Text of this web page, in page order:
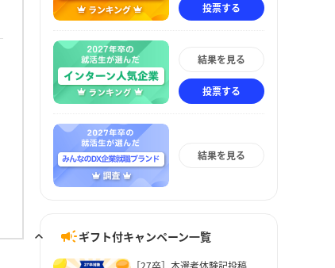
投票する
結果を見る
投票する
結果を見る
ギフト付キャンペーン一覧